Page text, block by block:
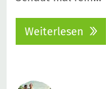
Weiterlesen